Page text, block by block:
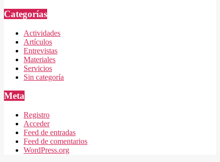
Categorías
Actividades
Artículos
Entrevistas
Materiales
Servicios
Sin categoría
Meta
Registro
Acceder
Feed de entradas
Feed de comentarios
WordPress.org